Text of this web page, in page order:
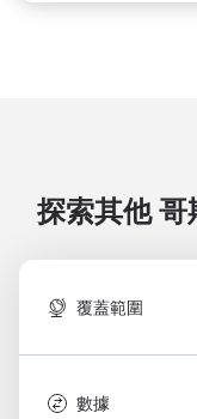
探索其他 哥
覆蓋範圍
數據